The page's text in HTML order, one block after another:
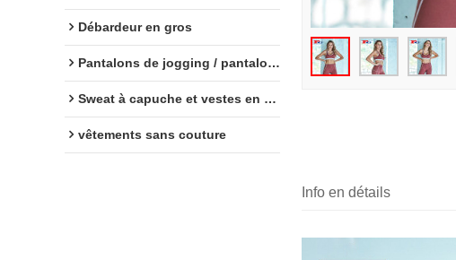
Débardeur en gros
Pantalons de jogging / pantalons de survêtement en gros
Sweat à capuche et vestes en gros
vêtements sans couture
Info en détails